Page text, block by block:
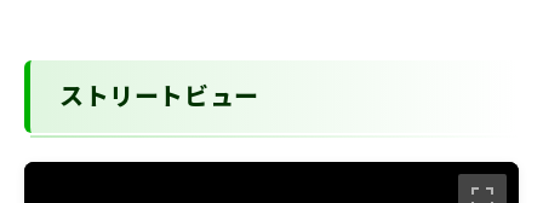
ストリートビュー